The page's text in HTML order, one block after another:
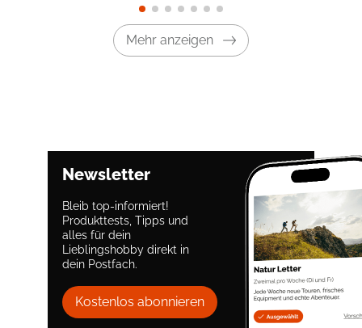
Mehr anzeigen
Newsletter
Bleib top-informiert!
Produkttests, Tipps und
alles für dein
Lieblingshobby direkt in
dein Postfach.
Kostenlos abonnieren